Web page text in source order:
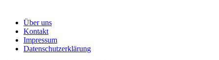
Über uns
Kontakt
Impressum
Datenschutzerklärung